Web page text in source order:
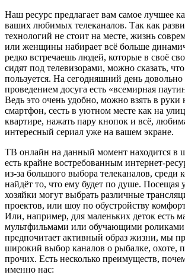
Наш ресурс предлагает вам самое лучшее
ваших любимых телеканалов. Так как
технологий не стоит на месте, жизнь
или женщины набирает всё больше
редко встречаешь людей, которые в своё
сидят под телевизорами, можно сказать,
пользуется. На сегодняшний день
проведением досуга есть «всемирная
Ведь это очень удобно, можно взять в руки
смартфон, сесть в уютном месте как на
квартире, нажать пару кнопок и всё,
интересный сериал уже на вашем экране.
ТВ онлайн на данный момент находится в
есть крайне востребованным интернет-
из-за большого выбора телеканалов, среди
найдёт то, что ему будет по душе. Посещая
хозяйки могут выбрать различные
проектов, или шоу по обустройству
Или, например, для маленьких деток есть
мультфильмами или обучающими
предпочитает активный образ жизни, мы
широкий выбор каналов о рыбалке, охоте,
прочих. Есть несколько преимуществ,
именно нас: